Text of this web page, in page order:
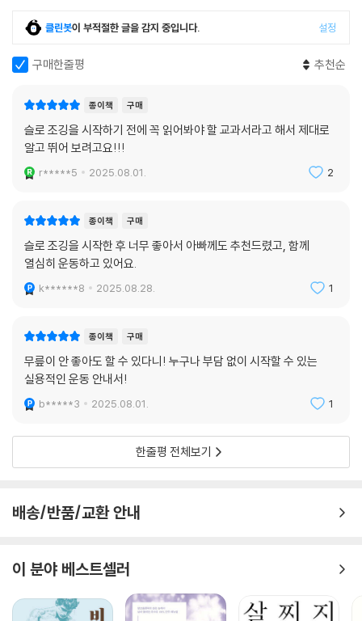
클린봇이 부적절한 글을 감지 중입니다. 설정
구매한줄평 추천순
종이책 구매
슬로 조깅을 시작하기 전에 꼭 읽어봐야 할 교과서라고 해서 제대로
알고 뛰어 보려고요!!!
r*****5 2025.08.01. 2
종이책 구매
슬로 조깅을 시작한 후 너무 좋아서 아빠께도 추천드렸고, 함께
열심히 운동하고 있어요.
k******8 2025.08.28. 1
종이책 구매
무릎이 안 좋아도 할 수 있다니! 누구나 부담 없이 시작할 수 있는
실용적인 운동 안내서!
b*****3 2025.08.01. 1
한줄평 전체보기
배송/반품/교환 안내
이 분야 베스트셀러